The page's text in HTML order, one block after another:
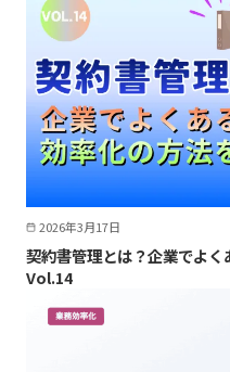
2026年3月17日
契約書管理とは？企業でよく
Vol.14